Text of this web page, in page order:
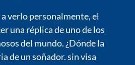
verlo personalmente, el
una réplica de uno de los
del mundo. ¿Dónde la
de un soñador. sin visa